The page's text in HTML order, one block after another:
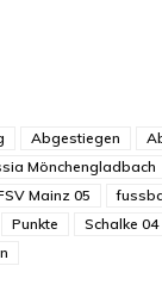
Abgestiegen
Mönchengladbach
Mainz 05
Punkte Schalke 04